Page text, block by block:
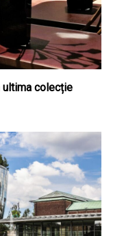
ultima colecție